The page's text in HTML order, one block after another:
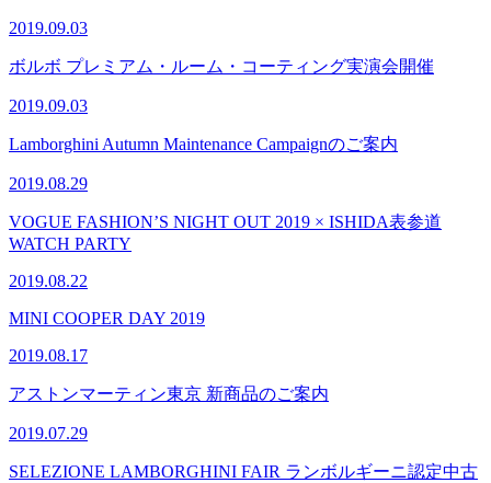
2019.09.03
ボルボ プレミアム・ルーム・コーティング実演会開催
2019.09.03
Lamborghini Autumn Maintenance Campaignのご案内
2019.08.29
VOGUE FASHION’S NIGHT OUT 2019 × ISHIDA表参道
WATCH PARTY
2019.08.22
MINI COOPER DAY 2019
2019.08.17
アストンマーティン東京 新商品のご案内
2019.07.29
SELEZIONE LAMBORGHINI FAIR ランボルギーニ認定中古